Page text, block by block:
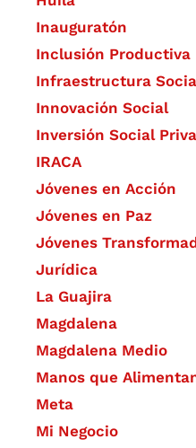
Inauguratón
Inclusión Productiva
Infraestructura
​Innovación Social
Inversión Social
IRACA
Jóvenes en Acción
Jóvenes en Paz
Jóvenes
Jurídica
La Guajira
Magdalena
Magdalena Medio
Manos que
Meta
Mi Negocio